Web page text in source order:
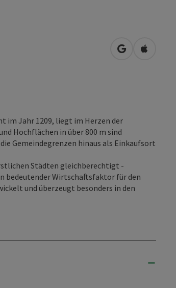
in Googlein Apple
im Jahr 1209, liegt im Herzen der
Hochflächen in über 800 m sind
Gemeindegrenzen hinaus als Einkaufsort
Städten gleichberechtigt -
bedeutender Wirtschaftsfaktor für den
und überzeugt besonders in den